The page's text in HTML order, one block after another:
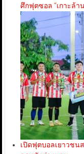
ศึกฟุตซอล “เกาะล้า
เปิดฟุตบอลเยาวชน